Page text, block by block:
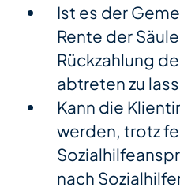
Ist es der
Rente der
Rückzahlung
abtreten zu
Kann die
werden, trotz
nach